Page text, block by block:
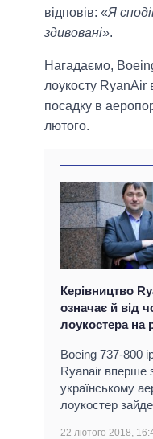
відповів: «Я
здивовані».
Нагадаємо,
лоукосту RyanAir
посадку в
лютого.
Керівництво
означає й від
лоукостера на
Boeing 737-800
Ryanair вперше
українському
лоукостер
22 лютого 2018,